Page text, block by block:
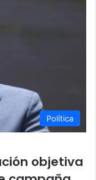
Política
objetiva